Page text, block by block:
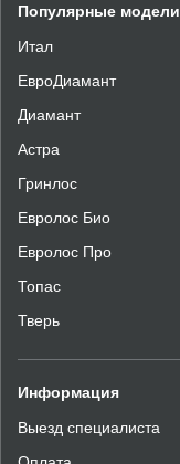
Популярные модели
Итал
ЕвроДиамант
Диамант
Астра
Гринлос
Евролос Био
Евролос Про
Топас
Тверь
Информация
Выезд специалиста